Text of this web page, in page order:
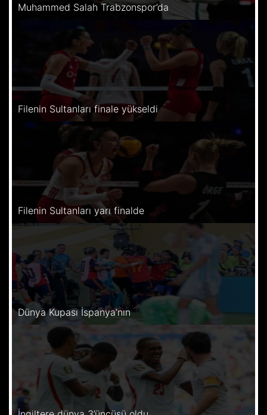
Muhammed Salah Trabzonspor’da
Filenin Sultanları finale yükseldi
Filenin Sultanları yarı finalde
Dünya Kupası İspanya’nın